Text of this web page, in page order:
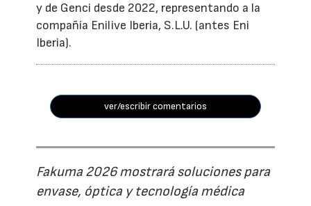
y de Genci desde 2022, representando a la
compañía Enilive Iberia, S.L.U. (antes Eni
Iberia).
ver/escribir comentarios
Fakuma 2026 mostrará soluciones para
envase, óptica y tecnología médica